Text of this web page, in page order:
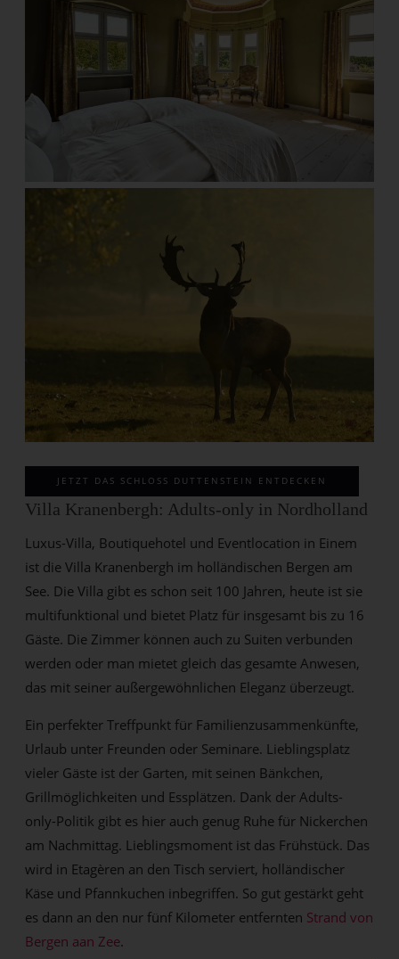
JETZT DAS SCHLOSS DUTTENSTEIN ENTDECKEN
Villa Kranenbergh: Adults-only in Nordholland
Luxus-Villa, Boutiquehotel und Eventlocation in Einem
ist die Villa Kranenbergh im holländischen Bergen am
See. Die Villa gibt es schon seit 100 Jahren, heute ist sie
multifunktional und bietet Platz für insgesamt bis zu 16
Gäste. Die Zimmer können auch zu Suiten verbunden
werden oder man mietet gleich das gesamte Anwesen,
das mit seiner außergewöhnlichen Eleganz überzeugt.
Ein perfekter Treffpunkt für Familienzusammenkünfte,
Urlaub unter Freunden oder Seminare. Lieblingsplatz
vieler Gäste ist der Garten, mit seinen Bänkchen,
Grillmöglichkeiten und Essplätzen. Dank der Adults-
only-Politik gibt es hier auch genug Ruhe für Nickerchen
am Nachmittag. Lieblingsmoment ist das Frühstück. Das
wird in Etagèren an den Tisch serviert, holländischer
Käse und Pfannkuchen inbegriffen. So gut gestärkt geht
es dann an den nur fünf Kilometer entfernten Strand von
Bergen aan Zee.